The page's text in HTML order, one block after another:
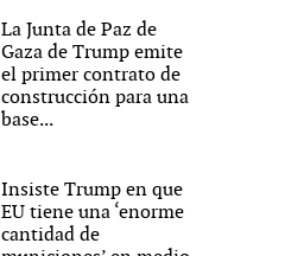
La Junta de Paz de
Gaza de Trump emite
el primer contrato de
construcción para una
base...
Insiste Trump en que
EU tiene una ‘enorme
cantidad de